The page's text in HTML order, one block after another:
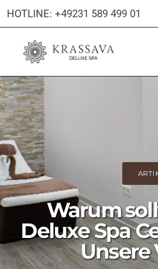
HOTLINE: +49231 589 499 01
Warum
Deluxe Spa
Unsere